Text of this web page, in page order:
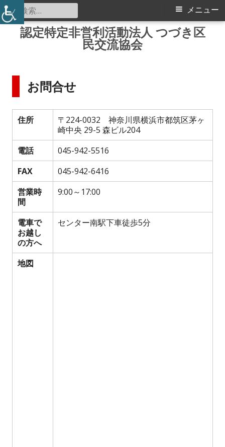
認定特定非営利活動法人 つづき区
民交流協会
メ
メニュー
検
索:
お問合せ
住所
〒224-0032 神奈川県横浜市都筑区茅ヶ
崎中央 29-5 森ビル204
電話
045-942-5516
FAX
045-942-6416
営業時
間
9:00～17:00
電車で
お越し
の方へ
センター南駅下車徒歩5分
地図